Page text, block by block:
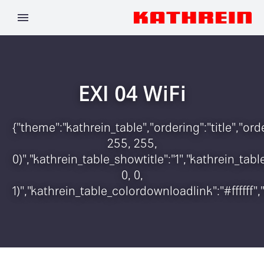
EXI 04 WiFi
255, 255,
0, 0,